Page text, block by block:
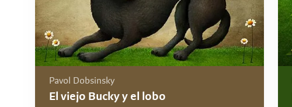
Pavol Dobsinsky
El viejo Bucky y el lobo